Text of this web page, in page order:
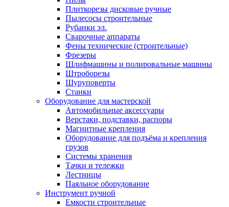
Плиткорезы дисковые ручные
Пылесосы строительные
Рубанки эл.
Сварочные аппараты
Фены технические (строительные)
Фрезеры
Шлифмашины и полировальные машины
Штроборезы
Шуруповерты
Станки
Оборудование для мастерской
Автомобильные аксессуары
Верстаки, подставки, распоры
Магнитные крепления
Оборудование для подъёма и крепления
грузов
Системы хранения
Тачки и тележки
Лестницы
Паяльное оборудование
Инструмент ручной
Емкости строительные